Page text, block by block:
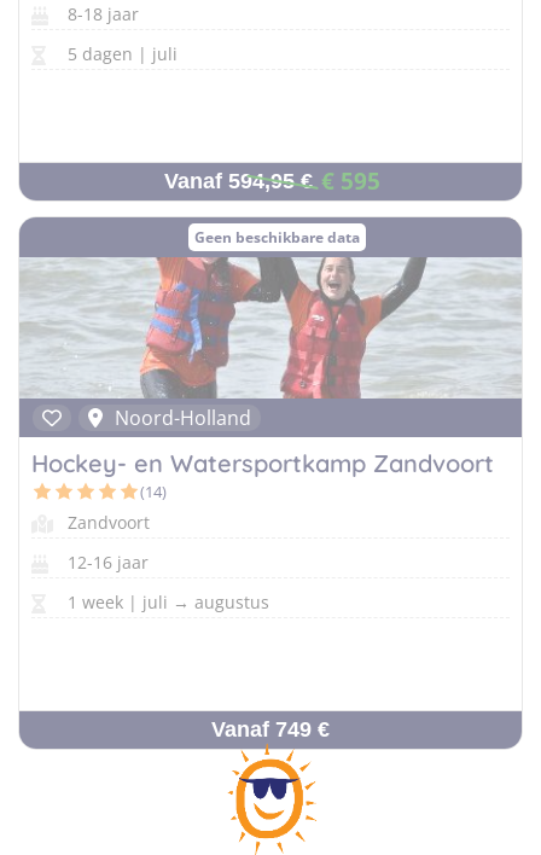
8-18 jaar
5 dagen | juli
Vanaf 594,95 € € 595
Geen beschikbare data
Noord-Holland
Hockey- en Watersportkamp Zandvoort
(14)
Zandvoort
12-16 jaar
1 week | juli → augustus
Vanaf 749 €